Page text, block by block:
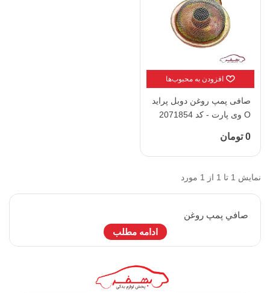
افزودن به محبوب‌ها
صافی پمپ روغن دوبل پراید
O وی پارت - کد 2071854
0 تومان
نمایش 1 تا 1 از 1 مورد
صافي پمپ روغن
ادامه مطلب